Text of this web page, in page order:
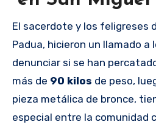
El sacerdote y los feligreses
Padua, hicieron un llamado a
denunciar si se han
más de 90 kilos de peso,
pieza metálica de bronce,
especial entre la comunidad